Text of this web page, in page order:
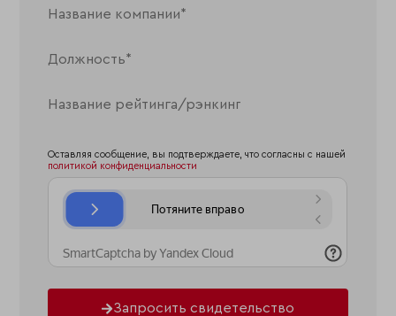
Оставляя сообщение, вы подтверждаете, что согласны с нашей
политикой конфиденциальности
Запросить свидетельство